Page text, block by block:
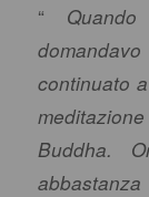
“
continuato
Buddha.